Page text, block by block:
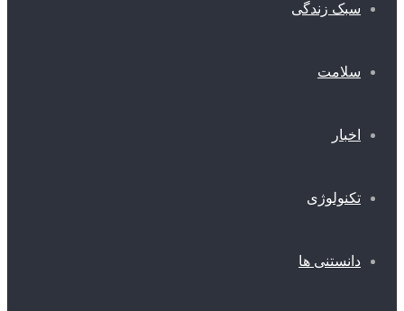
سبک زندگی
سلامت
اخبار
تکنولوژی
دانستنی ها